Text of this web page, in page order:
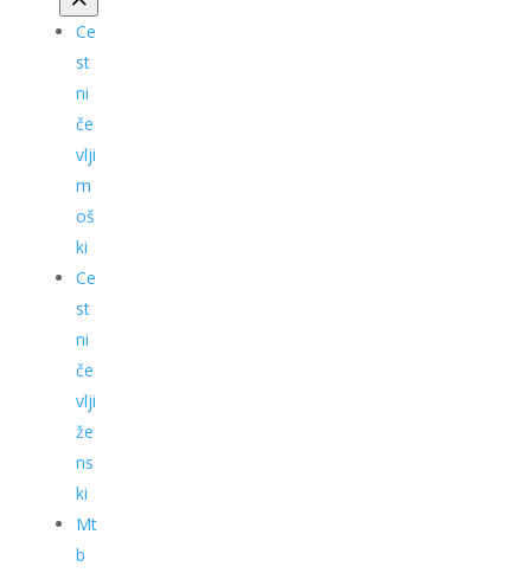
Ce
st
ni
če
vlji
m
oš
ki
Ce
st
ni
če
vlji
že
ns
ki
Mt
b